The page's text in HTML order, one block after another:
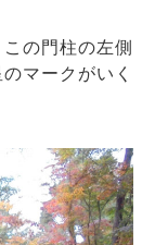
の門柱の左側
マークがいく